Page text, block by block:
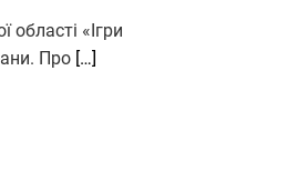
«Ігри
Про […]